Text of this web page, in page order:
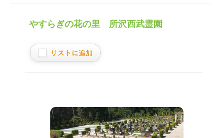
やすらぎの花の里 所沢西武霊園